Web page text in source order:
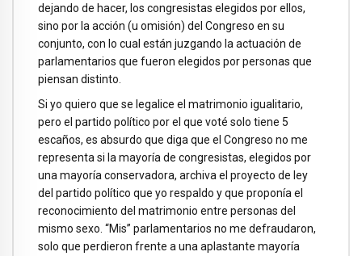
dejando de hacer, los congresistas elegidos por ellos,
sino por la acción (u omisión) del Congreso en su
conjunto, con lo cual están juzgando la actuación de
parlamentarios que fueron elegidos por personas que
piensan distinto.
Si yo quiero que se legalice el matrimonio igualitario,
pero el partido político por el que voté solo tiene 5
escaños, es absurdo que diga que el Congreso no me
representa si la mayoría de congresistas, elegidos por
una mayoría conservadora, archiva el proyecto de ley
del partido político que yo respaldo y que proponía el
reconocimiento del matrimonio entre personas del
mismo sexo. “Mis” parlamentarios no me defraudaron,
solo que perdieron frente a una aplastante mayoría